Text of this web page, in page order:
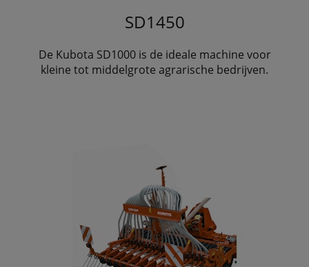
SD1450
De Kubota SD1000 is de ideale machine voor
kleine tot middelgrote agrarische bedrijven.